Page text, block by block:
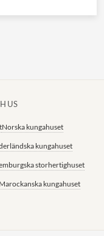
Norska kungahuset
kungahuset
storhertighuset
Marockanska kungahuset